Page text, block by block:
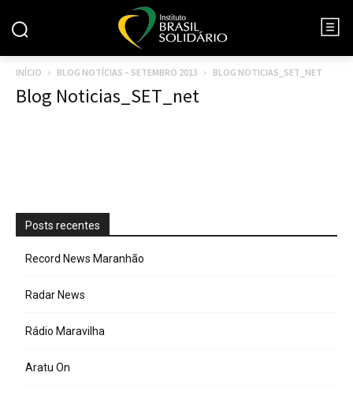
INÍCIO BLOG NOTÍCIAS – SETEMBRO 2013 BLOG NOTICIAS_SET_NET
Blog Noticias_SET_net
Posts recentes
Record News Maranhão
Radar News
Rádio Maravilha
Aratu On